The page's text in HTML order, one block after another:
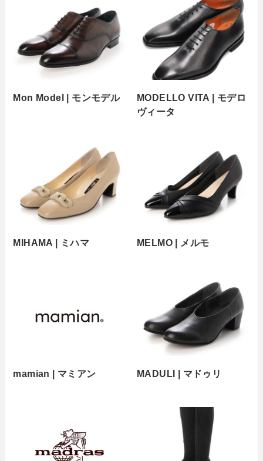
Mon Model | モンモデル
MODELLO VITA | モデロ
ヴィータ
MIHAMA | ミハマ MELMO | メルモ
mamian | マミアン MADULI | マドゥリ